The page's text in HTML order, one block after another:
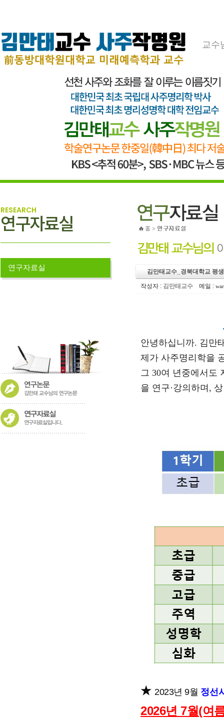
교수
RESEARCH
연구자료실
연구자료실 김만태교수_경북대학교 평
작성자 : 김만태교수 메일 :
안녕하십니까. 김만
제가 사주명리학을
그 30여 년중에서도
을 연구·강의하며,
★ 2023년 9월 정선
2026년 7월(여